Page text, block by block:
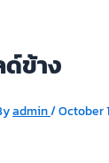
ข้าง
admin/October